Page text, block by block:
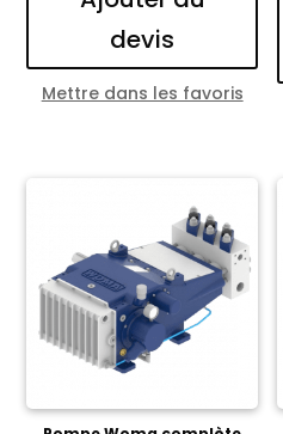
devis
Mettre dans les favoris